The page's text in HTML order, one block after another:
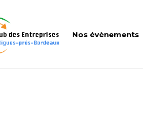
Nos évènements